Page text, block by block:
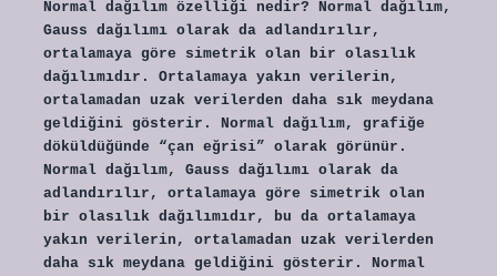
Normal dağılım özelliği nedir? Normal dağılım,
Gauss dağılımı olarak da adlandırılır,
ortalamaya göre simetrik olan bir olasılık
dağılımıdır. Ortalamaya yakın verilerin,
ortalamadan uzak verilerden daha sık meydana
geldiğini gösterir. Normal dağılım, grafiğe
döküldüğünde “çan eğrisi” olarak görünür.
Normal dağılım, Gauss dağılımı olarak da
adlandırılır, ortalamaya göre simetrik olan
bir olasılık dağılımıdır, bu da ortalamaya
yakın verilerin, ortalamadan uzak verilerden
daha sık meydana geldiğini gösterir. Normal